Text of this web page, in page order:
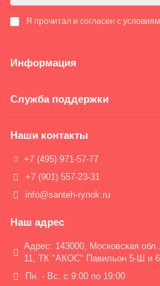
Я прочитал и согласен с
Информация
Служба поддержки
Наши контакты
+7 (495) 971-57-77
+7 (901) 557-23-31
info@santeh-rynok.ru
Наш адрес
Aдрес: 143000, Московская
11, ТК "АКОС" Павильон 5-Ш и
Пн. - Вс. с 9:00 по 19:00